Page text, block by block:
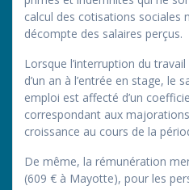
calcul des cotisations sociales
décompte des salaires perçus.
Lorsque l’interruption du
d’un an à l’entrée en stage, le
emploi est affecté d’un
correspondant aux
croissance au cours de la
De même, la rémunération
(609 € à Mayotte), pour les